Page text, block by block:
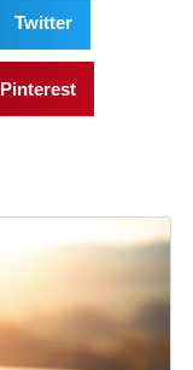
Twitter
Pinterest